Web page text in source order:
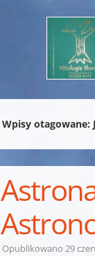
Wpisy otagowane:
Opublikowano29